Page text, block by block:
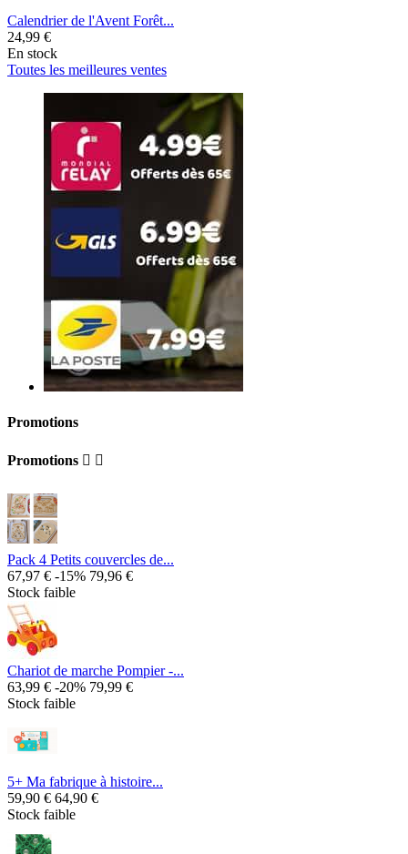
Calendrier de l'Avent Forêt...
24,99 €
En stock
Toutes les meilleures ventes
Promotions
Promotions  
Pack 4 Petits couvercles de...
67,97 € -15% 79,96 €
Stock faible
Chariot de marche Pompier -...
63,99 € -20% 79,99 €
Stock faible
5+ Ma fabrique à histoire...
59,90 € 64,90 €
Stock faible